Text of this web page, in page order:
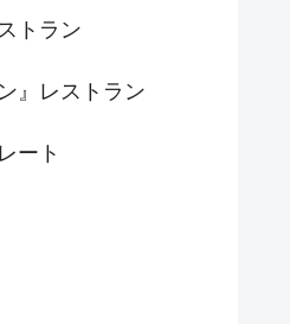
トラン
』レストラン
ート